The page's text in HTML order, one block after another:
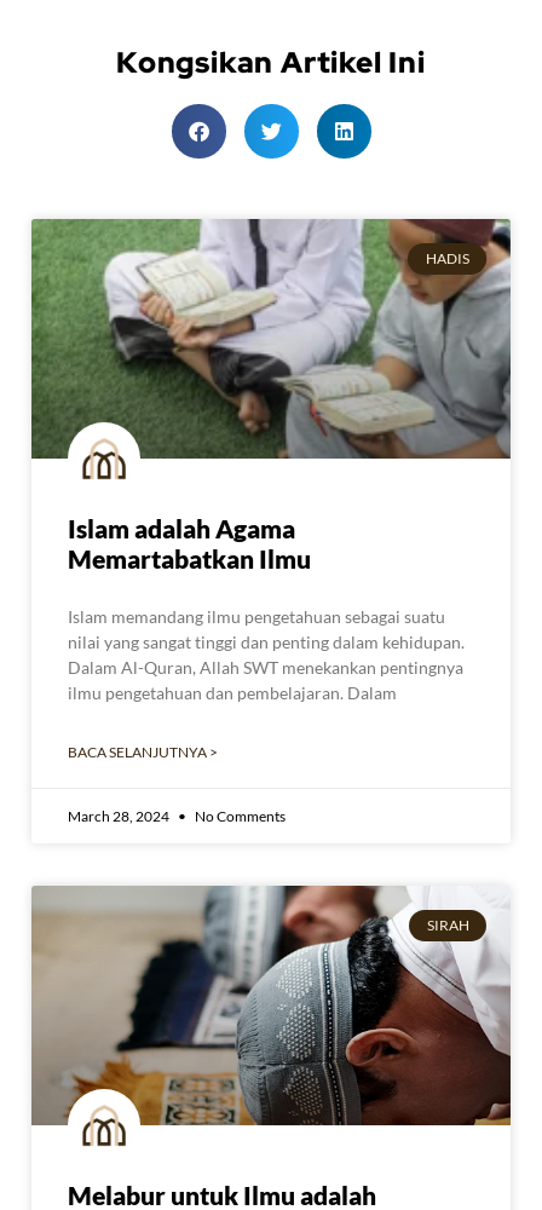
Kongsikan Artikel Ini
HADIS
Islam adalah Agama
Memartabatkan Ilmu
Islam memandang ilmu pengetahuan sebagai suatu
nilai yang sangat tinggi dan penting dalam kehidupan.
Dalam Al-Quran, Allah SWT menekankan pentingnya
ilmu pengetahuan dan pembelajaran. Dalam
BACA SELANJUTNYA >
March 28, 2024 No Comments
SIRAH
Melabur untuk Ilmu adalah